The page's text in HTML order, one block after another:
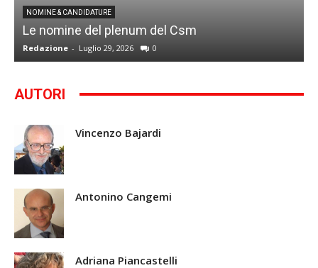
NOMINE & CANDIDATURE
Le nomine del plenum del Csm
Redazione - Luglio 29, 2026 0
AUTORI
Vincenzo Bajardi
Antonino Cangemi
Adriana Piancastelli